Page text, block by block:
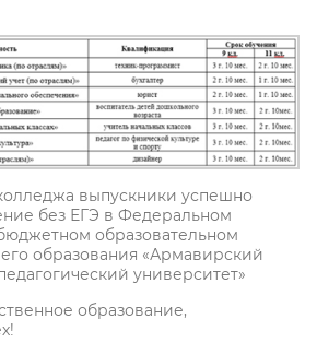
выпускники успешно
без ЕГЭ в Федеральном
образовательном
образования «Армавирский
университет»
образование,